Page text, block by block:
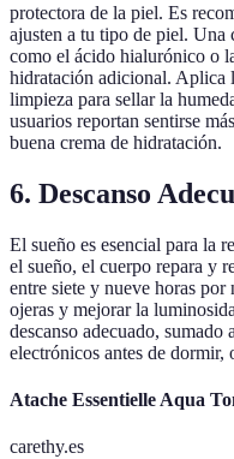
protectora de la piel. Es
ajusten a tu tipo de piel. Una
como el ácido hialurónico o
hidratación adicional. Aplica
limpieza para sellar la
usuarios reportan sentirse
buena crema de hidratación.
6. Descanso
El sueño es esencial para la
el sueño, el cuerpo repara y
entre siete y nueve horas
ojeras y mejorar la
descanso adecuado,
electrónicos antes de dormir,
Atache Essentielle Aqua
carethy.es